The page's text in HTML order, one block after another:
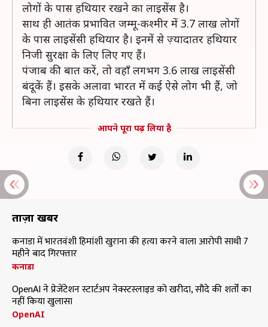
लोगों के पास हथियार रखने का लाइसेंस है।
साथ ही आतंक प्रभावित जम्मू-कश्मीर में 3.7 लाख लोगों
के पास लाइसेंसी हथियार है। इनमें से ज़्यादातर हथियार
निजी सुरक्षा के लिए लिए गए हैं।
पंजाब की बात करें, तो वहाँ लगभग 3.6 लाख लाइसेंसी
बंदूकें हैं। इसके अलावा भारत में कई ऐसे लोग भी हैं, जो
बिना लाइसेंस के हथियार रखते हैं।
आपने पूरा पढ़ लिया है
ताज़ा खबरें
कनाडा में भारतवंशी हिमांशी खुराना की हत्या करने वाला आरोपी साथी 7
महीने बाद गिरफ्तार
कनाडा
OpenAI ने प्रेजेंटेशन स्टार्टअप नेक्स्टस्लाइड को खरीदा, सौदे की शर्तों का
नहीं किया खुलासा
OpenAI